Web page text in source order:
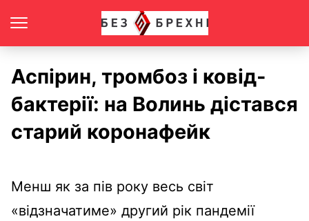
Аспірин, тромбоз і ковід-
бактерії: на Волинь дістався
старий коронафейк
Менш як за пів року весь світ
«відзначатиме» другий рік пандемії